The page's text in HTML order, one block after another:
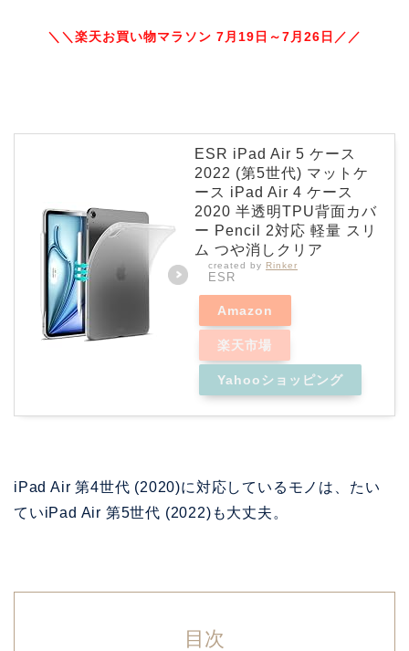
＼＼楽天お買い物マラソン 7月19日～7月26日／／
ESR iPad Air 5 ケース
2022 (第5世代) マットケ
ース iPad Air 4 ケース
2020 半透明TPU背面カバ
ー Pencil 2対応 軽量 スリ
ム つや消しクリア
created by Rinker
ESR
Amazon
楽天市場
Yahooショッピング
iPad Air 第4世代 (2020)に対応しているモノは、たい
ていiPad Air 第5世代 (2022)も大丈夫。
目次